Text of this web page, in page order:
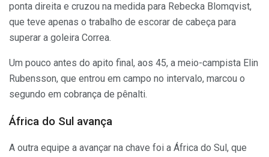
ponta direita e cruzou na medida para Rebecka Blomqvist,
que teve apenas o trabalho de escorar de cabeça para
superar a goleira Correa.
Um pouco antes do apito final, aos 45, a meio-campista Elin
Rubensson, que entrou em campo no intervalo, marcou o
segundo em cobrança de pênalti.
África do Sul avança
A outra equipe a avançar na chave foi a África do Sul, que